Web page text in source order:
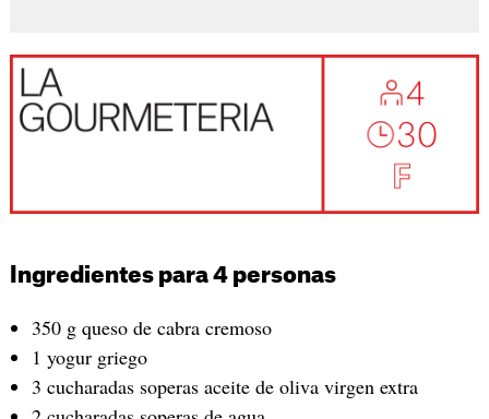
Ingredientes para 4 personas
350 g queso de cabra cremoso
1 yogur griego
3 cucharadas soperas aceite de oliva virgen extra